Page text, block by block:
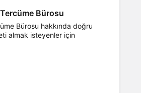
Bürosu
Bürosu hakkında doğru
almak isteyenler için